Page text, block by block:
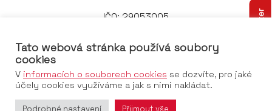
IČO: 29053005
Tel:+420 776 023 170
Tato webová stránka používá soubory
cookies
V informacích o souborech cookies se dozvíte, pro jaké
účely cookies využíváme a jak s nimi nakládat.
Podrobné nastavení Přijmout vše